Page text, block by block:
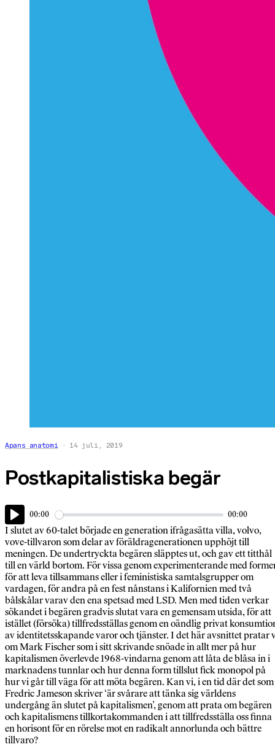
Apans anatomi 14 juli, 2019
Postkapitalistiska begär
Play
00:00 00:00
I slutet av 60-talet började en generation ifrågasätta villa, volvo,
vove-tillvaron som delar av föräldragenerationen upphöjt till
meningen. De undertryckta begären släpptes ut, och gav ett titthål
till en värld bortom. För vissa genom experimenterande med
för att leva tillsammans eller i feministiska samtalsgrupper om
vardagen, för andra på en fest nånstans i Kalifornien med två
bålskålar varav den ena spetsad med LSD. Men med tiden verkar
sökandet i begären gradvis slutat vara en gemensam utsida, för att
istället (försöka) tillfredsställas genom en oändlig privat
av identitetsskapande varor och tjänster. I det här avsnittet pratar
om Mark Fischer som i sitt skrivande snöade in allt mer på hur
kapitalismen överlevde 1968-vindarna genom att låta de blåsa in i
marknadens tunnlar och hur denna form tillslut fick monopol på
hur vi går till väga för att möta begären. Kan vi, i en tid där det som
Fredric Jameson skriver ‘är svårare att tänka sig världens
undergång än slutet på kapitalismen’, genom att prata om begären
och kapitalismens tillkortakommanden i att tillfredsställa oss finna
en horisont för en rörelse mot en radikalt annorlunda och bättre
tillvaro?